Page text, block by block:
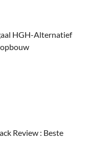
HGH-Alternatief
Review : Beste